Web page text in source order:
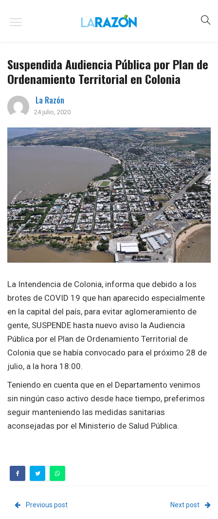
Suspendida Audiencia Pública por Plan de
Ordenamiento Territorial en Colonia
La Razón
24 julio, 2020
La Intendencia de Colonia, informa que debido a los
brotes de COVID 19 que han aparecido especialmente
en la capital del país, para evitar aglomeramiento de
gente, SUSPENDE hasta nuevo aviso la Audiencia
Pública por el Plan de Ordenamiento Territorial de
Colonia que se había convocado para el próximo 28 de
julio, a la hora 18:00.
Teniendo en cuenta que en el Departamento venimos
sin ningún caso activo desde hace tiempo, preferimos
seguir manteniendo las medidas sanitarias
aconsejadas por el Ministerio de Salud Pública.
Previous post Next post